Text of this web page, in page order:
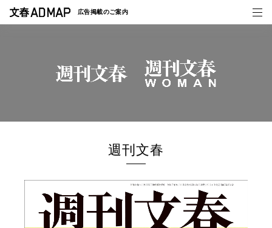
広告掲載のご案内
媒体紹介
週刊文春